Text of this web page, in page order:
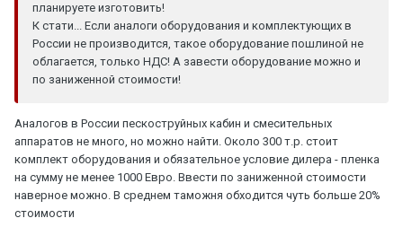
планируете изготовить!
К стати... Если аналоги оборудования и комплектующих в
России не производится, такое оборудование пошлиной не
облагается, только НДС! А завести оборудование можно и
по заниженной стоимости!
Аналогов в России пескоструйных кабин и смесительных
аппаратов не много, но можно найти. Около 300 т.р. стоит
комплект оборудования и обязательное условие дилера - пленка
на сумму не менее 1000 Евро. Ввести по заниженной стоимости
наверное можно. В среднем таможня обходится чуть больше 20%
стоимости